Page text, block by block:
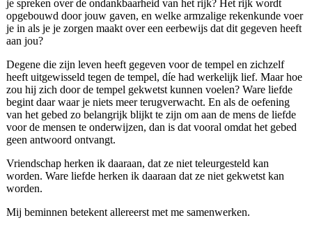
je spreken over de ondankbaarheid van het rijk? Het rijk wordt
opgebouwd door jouw gaven, en welke armzalige rekenkunde voer
je in als je je zorgen maakt over een eerbewijs dat dit gegeven heeft
aan jou?
Degene die zijn leven heeft gegeven voor de tempel en zichzelf
heeft uitgewisseld tegen de tempel, díe had werkelijk lief. Maar hoe
zou hij zich door de tempel gekwetst kunnen voelen? Ware liefde
begint daar waar je niets meer terugverwacht. En als de oefening
van het gebed zo belangrijk blijkt te zijn om aan de mens de liefde
voor de mensen te onderwijzen, dan is dat vooral omdat het gebed
geen antwoord ontvangt.
Vriendschap herken ik daaraan, dat ze niet teleurgesteld kan
worden. Ware liefde herken ik daaraan dat ze niet gekwetst kan
worden.
Mij beminnen betekent allereerst met me samenwerken.